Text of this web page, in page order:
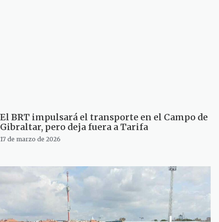
El BRT impulsará el transporte en el Campo de
Gibraltar, pero deja fuera a Tarifa
17 de marzo de 2026